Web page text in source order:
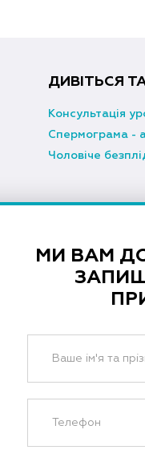
ДИВІТЬСЯ
Консультація
Спермограма -
Чоловіче
МИ ВАМ